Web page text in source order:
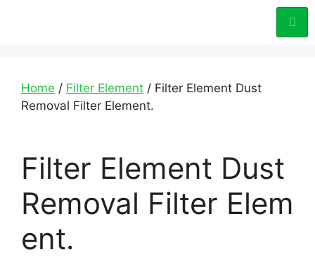
Home / Filter Element / Filter Element Dust
Removal Filter Element.
Filter Element Dust
Removal Filter Elem
ent.